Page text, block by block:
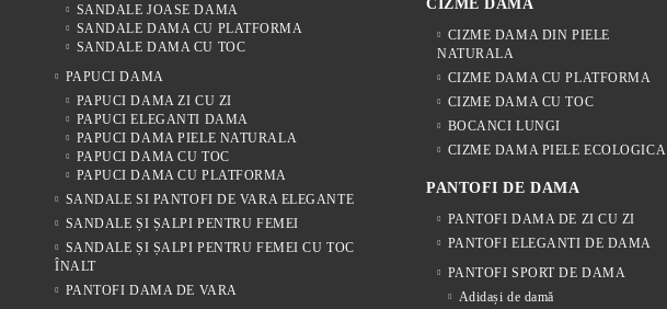
SANDALE JOASE DAMA
SANDALE DAMA CU PLATFORMA
SANDALE DAMA CU TOC
PAPUCI DAMA
PAPUCI DAMA ZI CU ZI
PAPUCI ELEGANTI DAMA
PAPUCI DAMA PIELE NATURALA
PAPUCI DAMA CU TOC
PAPUCI DAMA CU PLATFORMA
SANDALE SI PANTOFI DE VARA ELEGANTE
SANDALE ȘI ȘALPI PENTRU FEMEI
SANDALE ȘI ȘALPI PENTRU FEMEI CU TOC
ÎNALT
PANTOFI DAMA DE VARA
CIZME DAMA
CIZME DAMA DIN PIELE
NATURALA
CIZME DAMA CU PLATFORMA
CIZME DAMA CU TOC
BOCANCI LUNGI
CIZME DAMA PIELE ECOLOGICA
PANTOFI DE DAMA
PANTOFI DAMA DE ZI CU ZI
PANTOFI ELEGANTI DE DAMA
PANTOFI SPORT DE DAMA
Adidași de damă